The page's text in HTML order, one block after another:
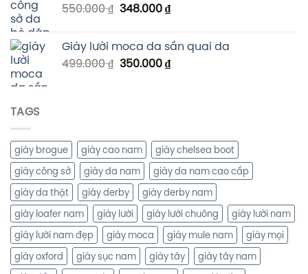
550.000₫ 348.000₫
Giày lười moca da sần quai da
499.000₫ 350.000₫
TAGS
giày brogue giày cao nam
giày chelsea boot
giày công sở
giày da nam
giày da nam cao cấp
giày da thật
giày derby
giày derby nam
giày loafer nam
giày lười giày lười chuông
giày lười nam
giày lười nam đẹp
giày moca giày mule nam
giày mọi
giày oxford
giày sục nam giày tây
giày tây nam